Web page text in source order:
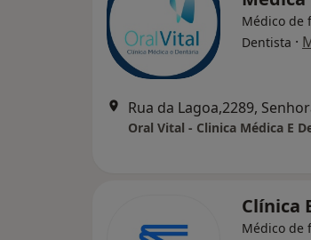
Médico de
Dentista ·
Rua da Lagoa,2289,
Oral Vital - Clinica Médica E
Clínica
Médico de